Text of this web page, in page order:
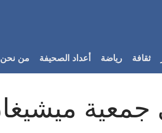
ثقافة رياضة أعداد الصحيفة من نحن